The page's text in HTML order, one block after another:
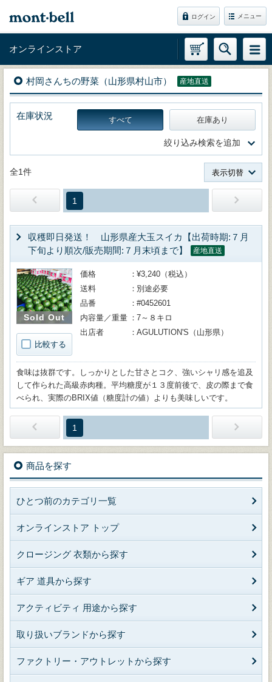
ログイン メニュー
オンラインストア
村岡さんちの野菜（山形県村山市） 産地直送
在庫状況 すべて 在庫あり
絞り込み検索を追加
全1件 表示切替
1
収穫即日発送！ 山形県産大玉スイカ【出荷時期:７月
下旬より順次/販売期間:７月末頃まで】
産地直送
Sold Out
比較する
価格
¥3,240（税込）
送料
別途必要
品番
#0452601
内容量／重量
7～８キロ
出店者
AGULUTION'S（山形県）
食味は抜群です。しっかりとした甘さとコク、強いシャリ感を追及
して作られた高級赤肉種。平均糖度が１３度前後で、皮の際まで食
べられ、実際のBRIX値（糖度計の値）よりも美味しいです。
1
商品を探す
ひとつ前のカテゴリ一覧
オンラインストア トップ
クロージング 衣類から探す
ギア 道具から探す
アクティビティ 用途から探す
取り扱いブランドから探す
ファクトリー・アウトレットから探す